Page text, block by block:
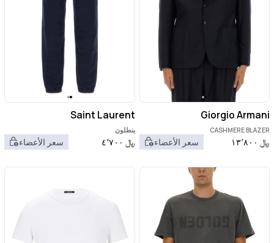
Giorgio Armani
CASHMERE BLAZER
﷼ ١٣٬٨٠٠ سعر الأعضاء
Saint Laurent
بنطلون
﷼ ٤٬٧٠٠ سعر الأعضاء